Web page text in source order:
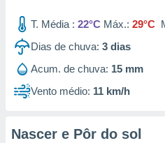
1199
T. Média : 22°C Máx.: 29°C
Dias de chuva: 3 dias
Acum. de chuva: 15 mm
Vento médio: 11 km/h
Nascer e Pôr do sol